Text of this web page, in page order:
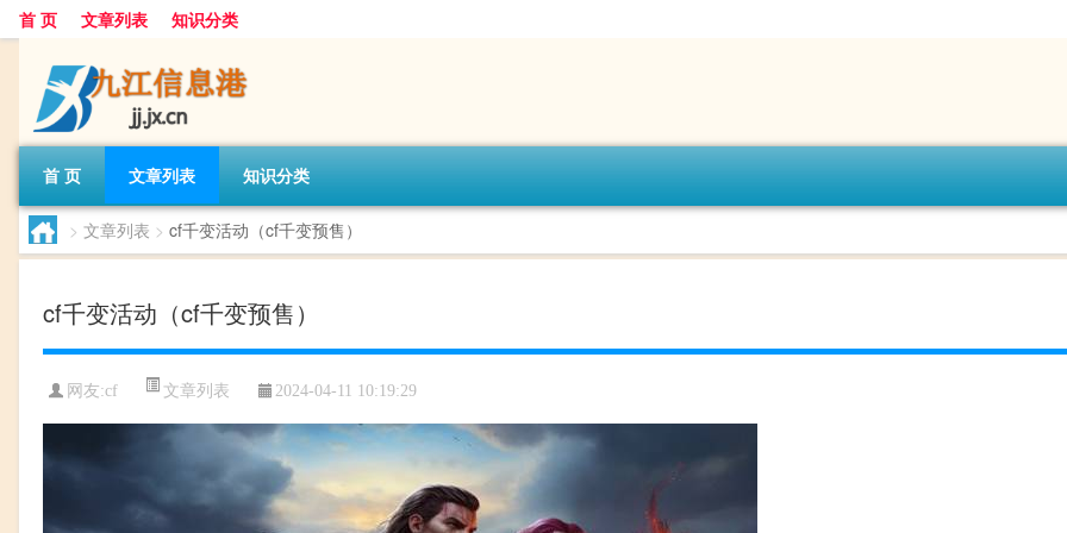
首 页 文章列表 知识分类
首 页 文章列表 知识分类
> 文章列表 > cf千变活动（cf千变预售）
cf千变活动（cf千变预售）
网友:cf 文章列表 2024-04-11 10:19:29